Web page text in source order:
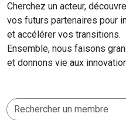
Cherchez un acteur,
vos futurs partenaires pour
et accélérer vos transitions.
Ensemble, nous faisons
et donnons vie aux